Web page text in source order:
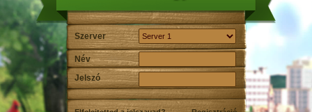
Szerver
Név
Jelszó